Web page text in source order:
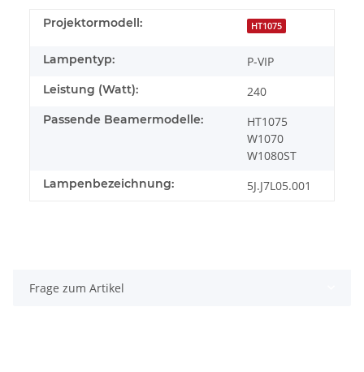
Projektormodell: HT1075
Lampentyp: P-VIP
Leistung (Watt): 240
Passende Beamermodelle:
HT1075
W1070
W1080ST
Lampenbezeichnung: 5J.J7L05.001
Frage zum Artikel